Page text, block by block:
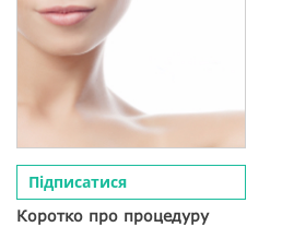
Підписатися
Коротко про процедуру